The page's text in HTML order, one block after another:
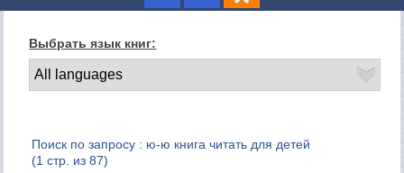
Выбрать язык книг:
Поиск по запросу : ю-ю книга читать для детей
(1 стр. из 87)